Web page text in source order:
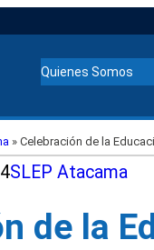
Quienes Somos
» Celebración de la
SLEP Atacama
de la